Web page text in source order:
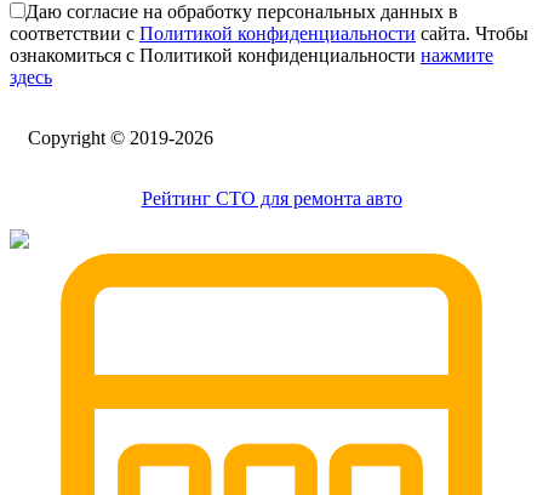
Даю согласие на обработку персональных данных в
соответствии с Политикой конфиденциальности сайта. Чтобы
ознакомиться с Политикой конфиденциальности нажмите
здесь
Сopyright © 2019-2026
Рейтинг СТО для ремонта авто